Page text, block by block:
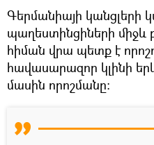
Գերմանիայի կանցլերի
պաղեստինցիների միջև
հիման վրա պետք է
հավասարազոր կլինի
մասին որոշմանը: